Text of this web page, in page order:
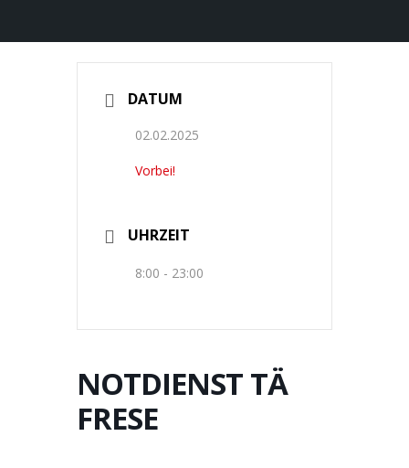
DATUM
02.02.2025
Vorbei!
UHRZEIT
8:00 - 23:00
NOTDIENST TÄ
FRESE